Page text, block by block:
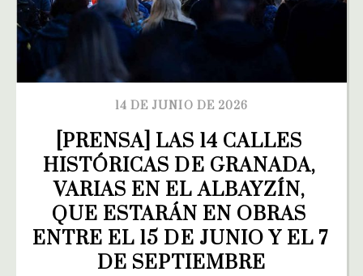
14 DE JUNIO DE 2026
[PRENSA] LAS 14 CALLES
HISTÓRICAS DE GRANADA,
VARIAS EN EL ALBAYZÍN,
QUE ESTARÁN EN OBRAS
ENTRE EL 15 DE JUNIO Y EL 7
DE SEPTIEMBRE